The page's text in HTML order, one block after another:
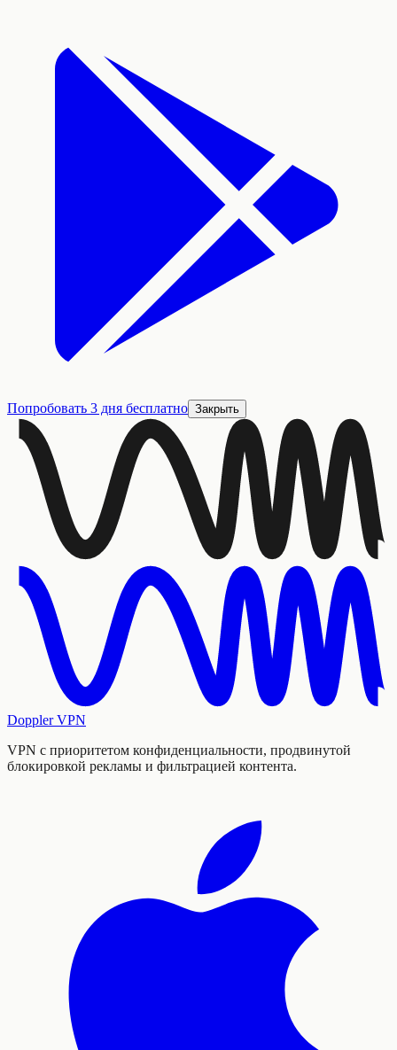
Попробовать 3 дня бесплатно Закрыть
Doppler VPN
VPN с приоритетом конфиденциальности, продвинутой
блокировкой рекламы и фильтрацией контента.